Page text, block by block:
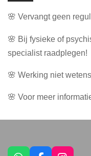
🌸 Vervangt geen
🌸 Bij fysieke of
specialist raadplegen!
🌸 Werking niet
🌸 Voor meer